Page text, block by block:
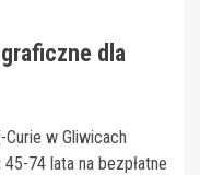
dla
Curie w Gliwicach
74 lata na bezpłatne